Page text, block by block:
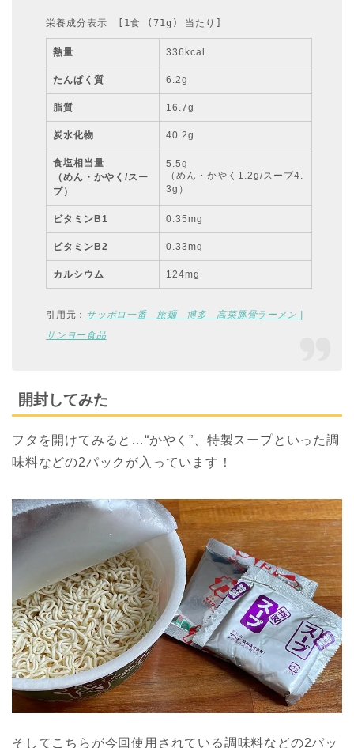
栄養成分表示　[1食 (71g) 当たり]
熱量 336kcal
たんぱく質 6.2g
脂質 16.7g
炭水化物 40.2g
食塩相当量
（めん・かやく/スー
プ）
5.5g
（めん・かやく1.2g/スープ4.
3g）
ビタミンB1 0.35mg
ビタミンB2 0.33mg
カルシウム 124mg
引用元： サッポロ一番 旅麺 博多 高菜豚骨ラーメン |
サンヨー食品
開封してみた
フタを開けてみると…“かやく”、特製スープといった調
味料などの2パックが入っています！
そしてこちらが今回使用されている調味料などの2パッ